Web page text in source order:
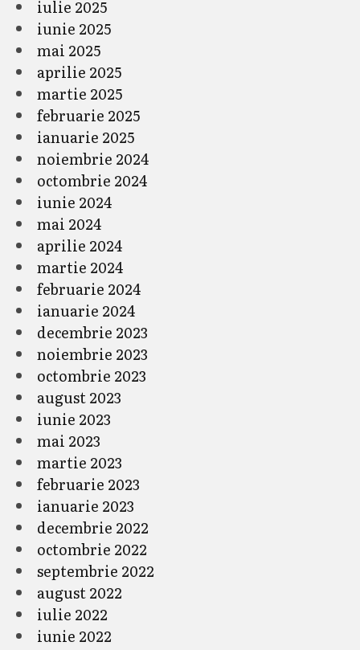
iulie 2025
iunie 2025
mai 2025
aprilie 2025
martie 2025
februarie 2025
ianuarie 2025
noiembrie 2024
octombrie 2024
iunie 2024
mai 2024
aprilie 2024
martie 2024
februarie 2024
ianuarie 2024
decembrie 2023
noiembrie 2023
octombrie 2023
august 2023
iunie 2023
mai 2023
martie 2023
februarie 2023
ianuarie 2023
decembrie 2022
octombrie 2022
septembrie 2022
august 2022
iulie 2022
iunie 2022